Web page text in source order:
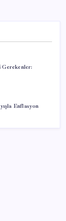
Enflasyon